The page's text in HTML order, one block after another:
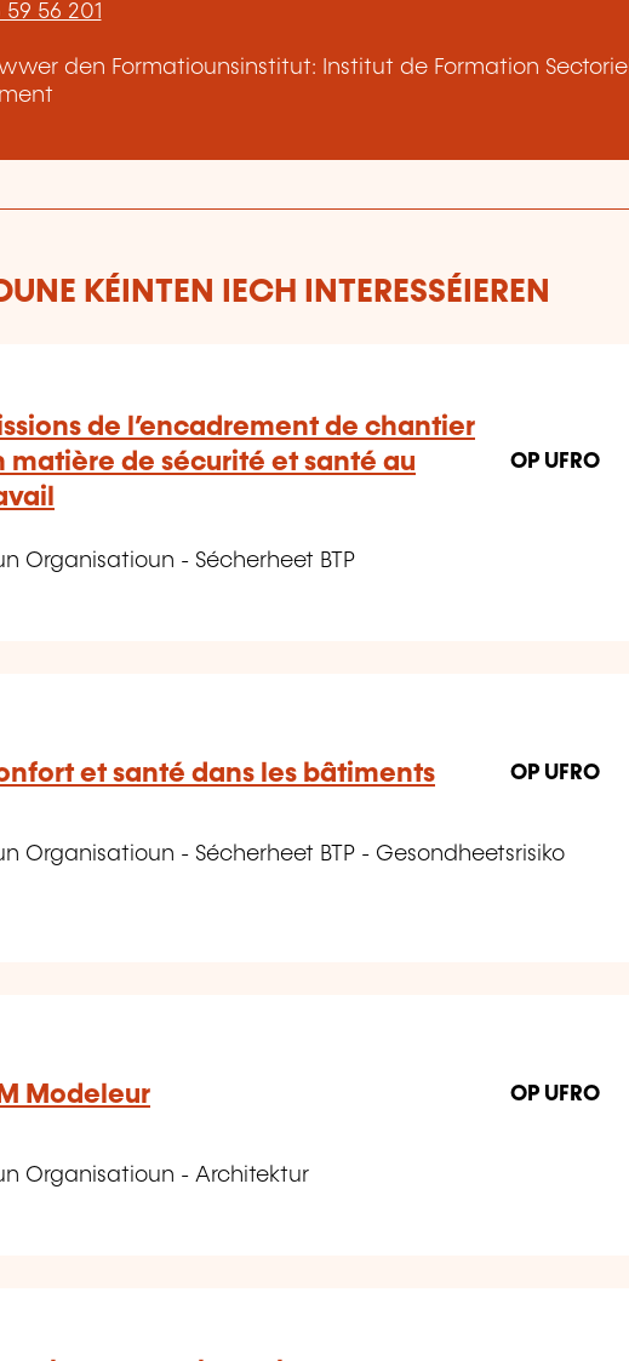
59 56 201
den Formatiounsinstitut: Institut de Formation Sectoriel
KÉINTEN IECH INTERESSÉIEREN
de l’encadrement de chantier
matière de sécurité et santé au
OP UFRO
Organisatioun - Sécherheet BTP
et santé dans les bâtiments OP UFRO
Organisatioun - Sécherheet BTP - Gesondheetsrisiko
Modeleur OP UFRO
Organisatioun - Architektur